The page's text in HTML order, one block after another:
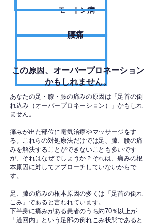
モートン病
腰痛
​この原因、オーバープロネーション
かもしれません。
あなたの足・膝・腰の痛みの原因は「足首の倒
れ込み（オーバープロネーション）」かもしれ
ません。
痛みが出た部位に電気治療やマッサージをす
る。これらの対処療法だけでは足、膝、腰の痛
みを解決することができないことも多いです
が、それはなぜでしょうか？それは、痛みの根
本原因に対してアプローチしていないからで
す。
足、膝の痛みの根本原因の多くは「足首の倒れ
こみ」であると言われています。
下半身に痛みがある患者のうち約70％以上が
「過回内」という足部の倒れこみ状態であると